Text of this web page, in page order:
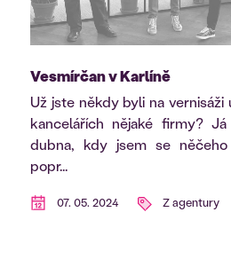
Vesmírčan v Karlíně
Už jste někdy byli na
kancelářích nějaké firmy?
dubna, kdy jsem se něčeho
popr...
07. 05. 2024 Z agentury